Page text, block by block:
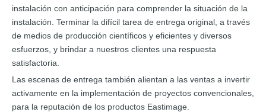
instalación con anticipación para comprender la situación de la
instalación. Terminar la difícil tarea de entrega original, a través
de medios de producción científicos y eficientes y diversos
esfuerzos, y brindar a nuestros clientes una respuesta
satisfactoria.
Las escenas de entrega también alientan a las ventas a invertir
activamente en la implementación de proyectos convencionales,
para la reputación de los productos Eastimage.